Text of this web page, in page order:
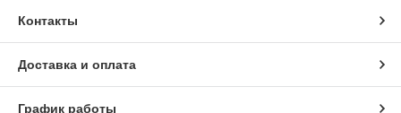
Контакты
Доставка и оплата
График работы